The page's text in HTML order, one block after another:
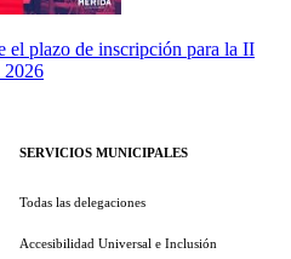
el plazo de inscripción para la II
2026
SERVICIOS MUNICIPALES
Todas las delegaciones
Accesibilidad Universal e Inclusión